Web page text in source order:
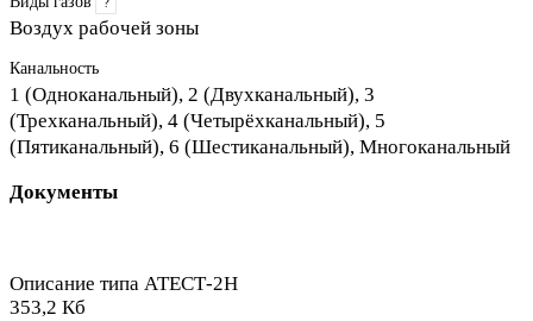
Воздух рабочей зоны
Канальность
1 (Одноканальный), 2 (Двухканальный), 3
(Трехканальный), 4 (Четырёхканальный), 5
(Пятиканальный), 6 (Шестиканальный), Многоканальный
Документы
Описание типа АТЕСТ-2Н
353,2 Кб